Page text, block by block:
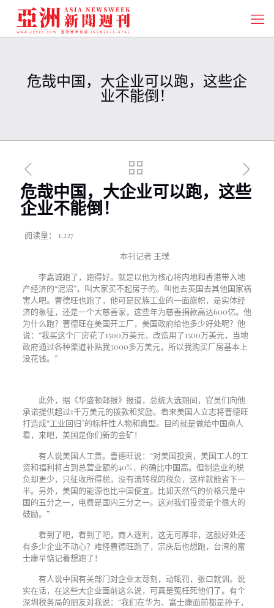
危哉中国，大企业可以跑，这些企
业不能倒！
危哉中国，大企业可以跑，这些
企业不能倒！
阅读量：
1,227
本刊记者 王璞
李嘉诚跑了，跑得好。就是以他为核心将内地和香港带入地
产经济的“泥沼”，叫大家买不起房子的。叫他去英国去其他国家祸
害人吧。曹德旺也跑了，他可是民族工业的一面旗帜，是实体经
济的象征，还是一个大慈善家，这些年为慈善捐款高达600亿。他
为什么跑？曹德旺在美国开工厂，美国政府给他多少好处呢？他
说：“我买这个厂房花了1500万美元，改造用了1500万美元，当地
政府通过各种渠道补贴我3000多万美元，所以我购买厂房基本上
没花钱。”
此外，据《华盛顿邮报》报道，总统大选期间，官员们向他
承诺提供超过1千万美元的拨款和奖励。看来美国人立志将曹德旺
打造成“工业回归”的标杆性人物和典型。目的就是做给中国商人
看，来吧，美国是你们新的金矿！
有人说美国人工贵。曹德旺说：“对美国投资，美国工人的工
资和福利将占到总营业额的40%，的确比中国高。但制造业的税
负却更少，只征收所得税，没有流转税的税负，这样就能省下一
半。另外，美国的能源也比中国便宜。比如天然气的价格只是中
国的五分之一，电费是国内三分之一。这对我们投资是个很大的
鼓励。”
看到了吧，看到了吧，商人逐利，这无可厚非，这般好处还
有多少企业不动心？难怪曹德旺跑了，宗庆后也想跑，台湾的富
士康早惦记着想跑了！
有人说中国有关部门对企业太苛刻，动辄罚，张口就训。说
实在话，在这些大企业面前这么说，可真是冤枉死他们了。有个
深圳税务局的朋友对我说：“我们在华为、富士康面前都是孙子，